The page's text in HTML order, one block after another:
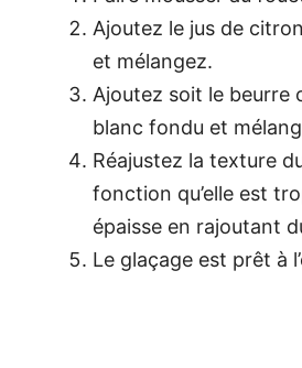
Ajoutez le jus de
et mélangez.
Ajoutez soit le beurre
blanc fondu et
Réajustez la texture
fonction qu’elle est
épaisse en rajoutant
Le glaçage est prêt à